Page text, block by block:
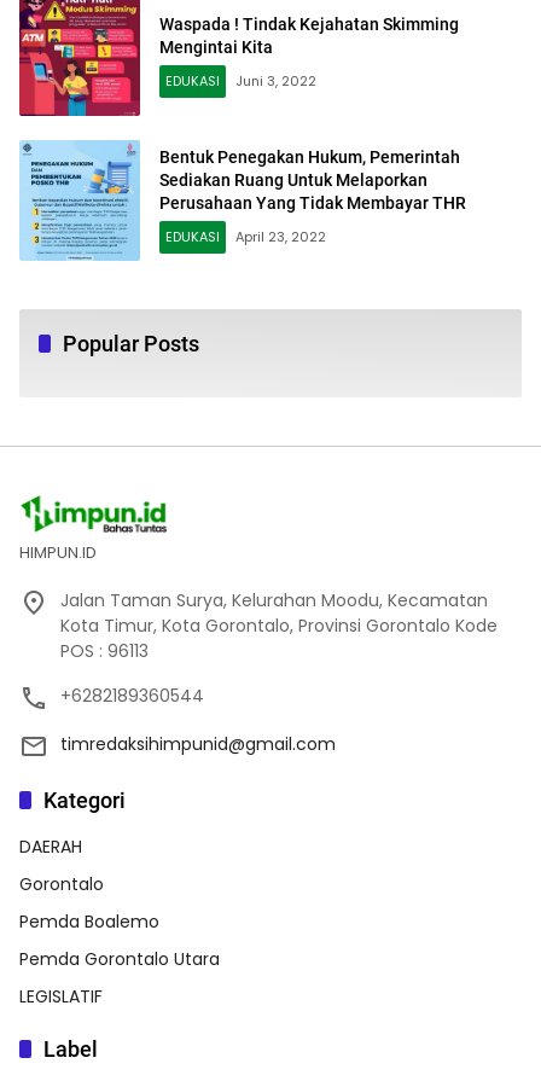
Waspada ! Tindak Kejahatan Skimming
Mengintai Kita
EDUKASI
Juni 3, 2022
Bentuk Penegakan Hukum, Pemerintah
Sediakan Ruang Untuk Melaporkan
Perusahaan Yang Tidak Membayar THR
EDUKASI
April 23, 2022
Popular Posts
HIMPUN.ID
Jalan Taman Surya, Kelurahan Moodu, Kecamatan
Kota Timur, Kota Gorontalo, Provinsi Gorontalo Kode
POS : 96113
+6282189360544
timredaksihimpunid@gmail.com
Kategori
DAERAH
Gorontalo
Pemda Boalemo
Pemda Gorontalo Utara
LEGISLATIF
Label